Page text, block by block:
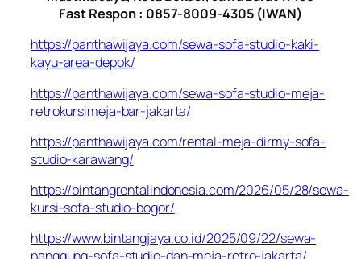
Fast Respon : 0857-8009-4305 (IWAN)
https://panthawijaya.com/sewa-sofa-studio-kaki-
kayu-area-depok/
https://panthawijaya.com/sewa-sofa-studio-meja-
retrokursimeja-bar-jakarta/
https://panthawijaya.com/rental-meja-dirmy-sofa-
studio-karawang/
https://bintangrentalindonesia.com/2026/05/28/sewa-
kursi-sofa-studio-bogor/
https://www.bintangjaya.co.id/2025/09/22/sewa-